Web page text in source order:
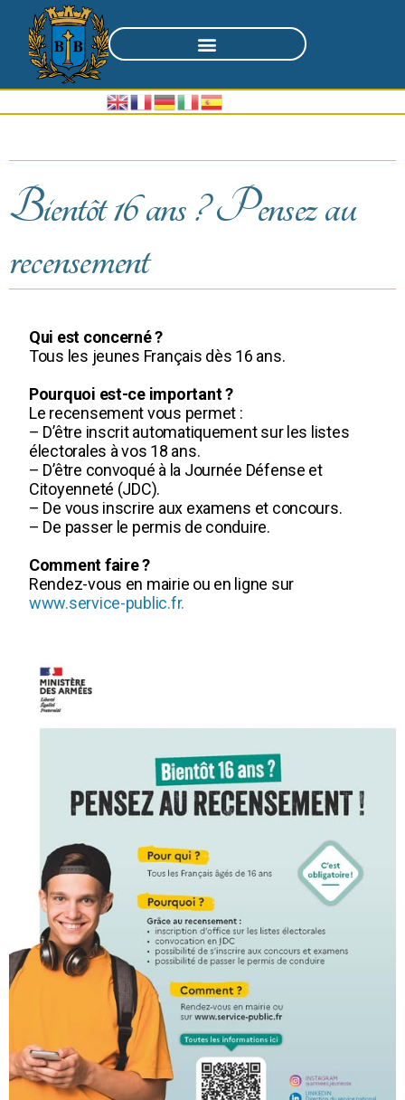
Bientôt 16 ans ? Pensez au
recensement
Qui est concerné ?
Tous les jeunes Français dès 16 ans.
Pourquoi est-ce important ?
Le recensement vous permet :
– D’être inscrit automatiquement sur les listes
électorales à vos 18 ans.
– D’être convoqué à la Journée Défense et
Citoyenneté (JDC).
– De vous inscrire aux examens et concours.
– De passer le permis de conduire.
Comment faire ?
Rendez-vous en mairie ou en ligne sur
www.service-public.fr.